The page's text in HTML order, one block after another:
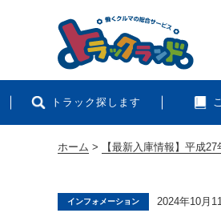
トラック探します
ホーム > 【最新入庫情報】平成
インフォメーション 2024年10月